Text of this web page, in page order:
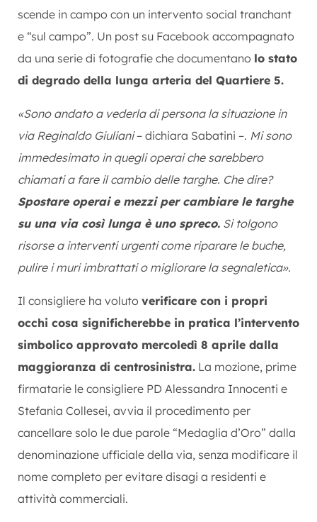
scende in campo con un intervento social tranchant
e “sul campo”. Un post su Facebook accompagnato
da una serie di fotografie che documentano lo stato
di degrado della lunga arteria del Quartiere 5.
«Sono andato a vederla di persona la situazione in
via Reginaldo Giuliani– dichiara Sabatini –. Mi sono
immedesimato in quegli operai che sarebbero
chiamati a fare il cambio delle targhe. Che dire?
Spostare operai e mezzi per cambiare le targhe
su una via così lunga è uno spreco. Si tolgono
risorse a interventi urgenti come riparare le buche,
pulire i muri imbrattati o migliorare la segnaletica».
Il consigliere ha voluto verificare con i propri
occhi cosa significherebbe in pratica l’intervento
simbolico approvato mercoledì 8 aprile dalla
maggioranza di centrosinistra. La mozione, prime
firmatarie le consigliere PD Alessandra Innocenti e
Stefania Collesei, avvia il procedimento per
cancellare solo le due parole “Medaglia d’Oro” dalla
denominazione ufficiale della via, senza modificare il
nome completo per evitare disagi a residenti e
attività commerciali.